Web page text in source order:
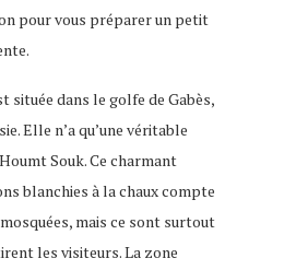
pour vous préparer un petit
située dans le golfe de Gabès,
Elle n’a qu’une véritable
Souk. Ce charmant
blanchies à la chaux compte
mais ce sont surtout
les visiteurs.La zone